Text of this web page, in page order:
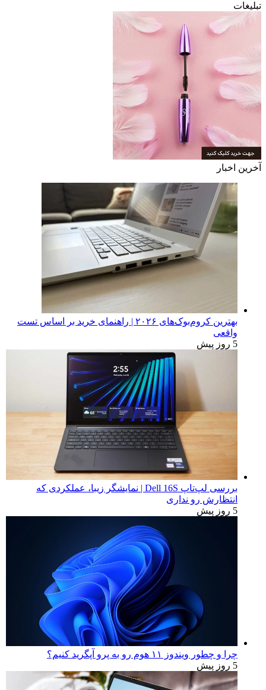
تبلیغات
آخرین اخبار
بهترین کروم‌بوک‌های ۲۰۲۶ | راهنمای خرید بر اساس تست
واقعی
5 روز پیش
بررسی لپ‌تاپ Dell 16S | نمایشگر زیبا، عملکردی که
انتظارش رو نداری
5 روز پیش
چرا و چطور ویندوز ۱۱ هوم رو به پرو آپگرید کنیم؟
5 روز پیش